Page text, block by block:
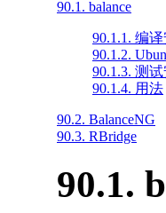
90.1. balance
90.1.1. 编
90.1.2.
90.1.3. 测
90.1.4. 用法
90.2. BalanceNG
90.3. RBridge
90.1.